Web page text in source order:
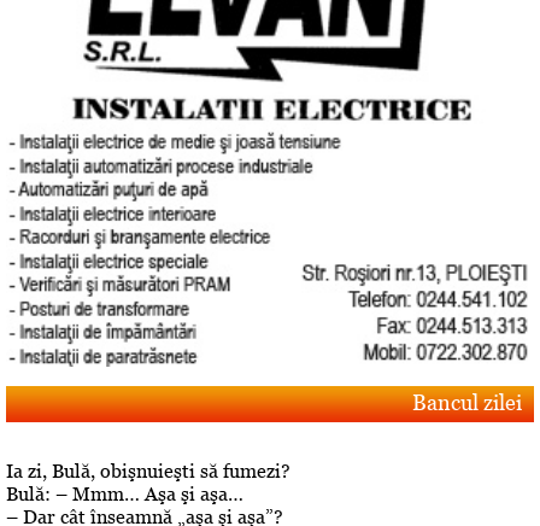
Bancul zilei
Ia zi, Bulă, obişnuieşti să fumezi?
Bulă: – Mmm… Aşa şi aşa…
– Dar cât înseamnă „aşa şi aşa”?